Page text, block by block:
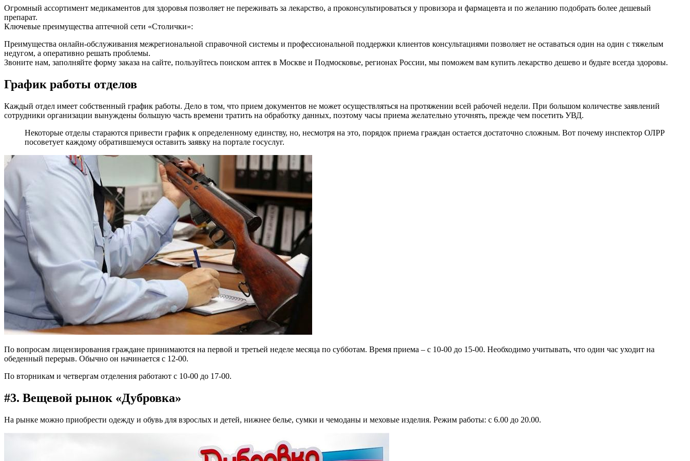
Огромный ассортимент медикаментов для здоровья позволяет не переживать за лекарство, а проконсультироваться у провизора и фармацевта и по желанию подобрать более дешевый
препарат.
Ключевые преимущества аптечной сети «Столички»:
Преимущества онлайн-обслуживания межрегиональной справочной системы и профессиональной поддержки клиентов консультациями позволяет не оставаться один на один с тяжелым
недугом, а оперативно решать проблемы.
Звоните нам, заполняйте форму заказа на сайте, пользуйтесь поиском аптек в Москве и Подмосковье, регионах России, мы поможем вам купить лекарство дешево и будьте всегда здоровы.
График работы отделов
Каждый отдел имеет собственный график работы. Дело в том, что прием документов не может осуществляться на протяжении всей рабочей недели. При большом количестве заявлений
сотрудники организации вынуждены большую часть времени тратить на обработку данных, поэтому часы приема желательно уточнять, прежде чем посетить УВД.
Некоторые отделы стараются привести график к определенному единству, но, несмотря на это, порядок приема граждан остается достаточно сложным. Вот почему инспектор ОЛРР
посоветует каждому обратившемуся оставить заявку на портале госуслуг.
По вопросам лицензирования граждане принимаются на первой и третьей неделе месяца по субботам. Время приема – с 10-00 до 15-00. Необходимо учитывать, что один час уходит на
обеденный перерыв. Обычно он начинается с 12-00.
По вторникам и четвергам отделения работают с 10-00 до 17-00.
#3. Вещевой рынок «Дубровка»
На рынке можно приобрести одежду и обувь для взрослых и детей, нижнее белье, сумки и чемоданы и меховые изделия. Режим работы: с 6.00 до 20.00.